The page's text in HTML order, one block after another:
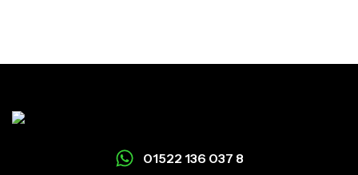
01522 136 037 8